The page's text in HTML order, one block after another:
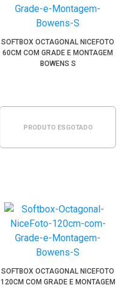
SOFTBOX OCTAGONAL NICEFOTO
60CM COM GRADE E MONTAGEM
BOWENS S
PRODUTO ESGOTADO
SOFTBOX OCTAGONAL NICEFOTO
120CM COM GRADE E MONTAGEM